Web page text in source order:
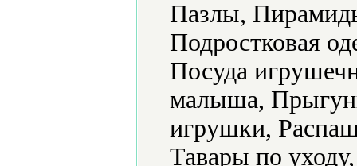
Пазлы,
Подростковая
Посуда
малыша,
игрушки,
Тавары по